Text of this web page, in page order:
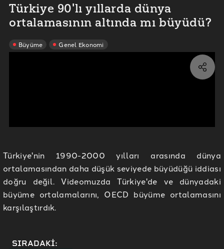
Türkiye 90'lı yıllarda dünya
ortalamasının altında mı büyüdü?
Büyüme Genel Ekonomi
Türkiye'nin 1990-2000 yılları arasında dünya
ortalamasından daha düşük seviyede büyüdüğü iddiası
doğru değil. Videomuzda Türkiye'de ve dünyadaki
büyüme ortalamalarını, OECD büyüme ortalamasını
karşılaştırdık.
SIRADAKİ: